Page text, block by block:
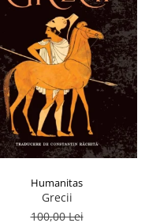
Humanitas
Grecii
100,00 Lei